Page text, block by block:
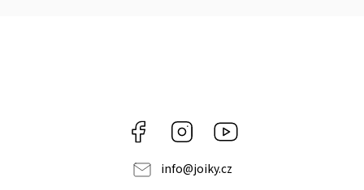
Facebook Instagram
info@joiky.cz